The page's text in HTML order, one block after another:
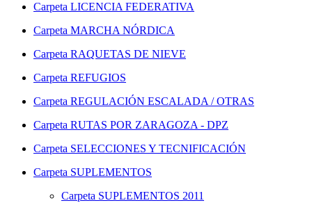
Carpeta LICENCIA FEDERATIVA
Carpeta MARCHA NÓRDICA
Carpeta RAQUETAS DE NIEVE
Carpeta REFUGIOS
Carpeta REGULACIÓN ESCALADA / OTRAS
Carpeta RUTAS POR ZARAGOZA - DPZ
Carpeta SELECCIONES Y TECNIFICACIÓN
Carpeta SUPLEMENTOS
Carpeta SUPLEMENTOS 2011